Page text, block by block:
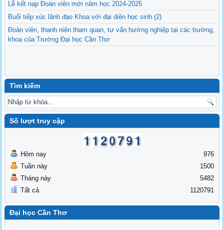
Lễ kết nạp Đoàn viên mới năm học 2024-2025
Buổi tiếp xúc lãnh đạo Khoa với đại diện học sinh (2)
Đoàn viên, thanh niên tham quan, tư vấn hướng nghiệp tại các trường,
khoa của Trường Đại học Cần Thơ
Tìm kiếm
Số lượt truy cập
Hôm nay
Tuần này
Tháng này
Tất cả
976
1500
5482
1120791
Đại học Cần Thơ